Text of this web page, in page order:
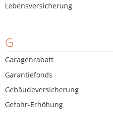
Lebensversicherung
G
Garagenrabatt
Garantiefonds
Gebäudeversicherung
Gefahr-Erhöhung